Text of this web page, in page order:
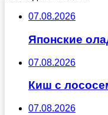
07.08.2026
Японские
07.08.2026
Киш с
07.08.2026